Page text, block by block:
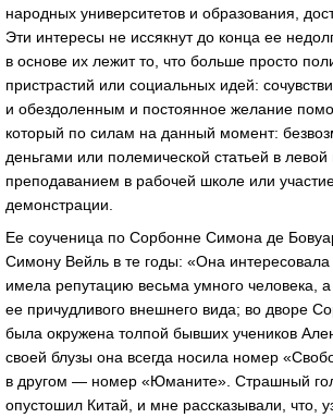
народных университетов и образования,
Эти интересы не иссякнут до конца ее
в основе их лежит то, что больше просто
пристрастий или социальных идей:
и обездоленным и постоянное желание
который по силам на данный момент:
деньгами или полемической статьей в левой
преподаванием в рабочей школе или
демонстрации.
Ее соученица по Сорбонне Симона де
Симону Вейль в те годы: «Она интересовала
имела репутацию весьма умного человека,
ее причудливого внешнего вида; во дворе
была окружена толпой бывших учеников
своей блузы она всегда носила номер
в другом — номер «Юманите». Страшный
опустошил Китай, и мне рассказывали, что,